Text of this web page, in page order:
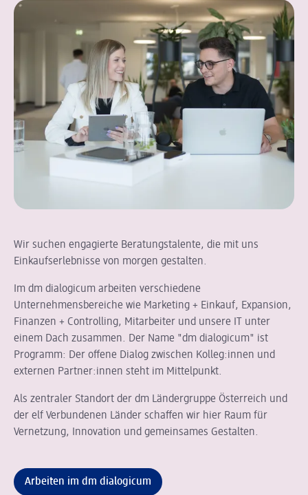
Wir suchen engagierte Beratungstalente, die mit uns
Einkaufserlebnisse von morgen gestalten.
Im dm dialogicum arbeiten verschiedene
Unternehmensbereiche wie Marketing + Einkauf, Expansion,
Finanzen + Controlling, Mitarbeiter und unsere IT unter
einem Dach zusammen. Der Name "dm dialogicum" ist
Programm: Der offene Dialog zwischen Kolleg:innen und
externen Partner:innen steht im Mittelpunkt.
Als zentraler Standort der dm Ländergruppe Österreich und
der elf Verbundenen Länder schaffen wir hier Raum für
Vernetzung, Innovation und gemeinsames Gestalten.
Arbeiten im dm dialogicum